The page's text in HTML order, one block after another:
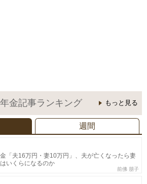
金記事ランキング もっと見る
週間
「夫16万円・妻10万円」、夫が亡くなったら妻
いくらになるのか
前佛 朋子